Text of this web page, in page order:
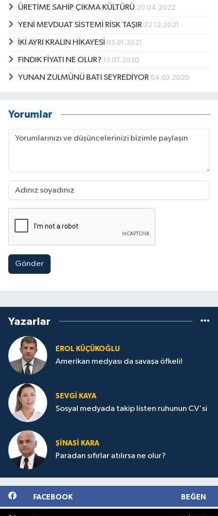
ÜRETİME SAHİP ÇIKMA KÜLTÜRÜ 20.04.2022
YENİ MEVDUAT SİSTEMİ RİSK TAŞIR 22.12.2021
İKİ AYRI KRALIN HİKAYESİ 03.01.2021
FINDIK FİYATI NE OLUR? 13.07.2020
YUNAN ZULMÜNÜ BATI SEYREDİYOR 04.03.2020
Yorumlar
Gönder
Yazarlar
EROL KÜÇÜKOĞLU
Amerikan medyası da savaşa öfkeli!
SEVGI KAYA
Sosyal medyada takip listen ruhunun CV'si
ŞINASI KARA
Paradan sıfırlar atılırsa ne olur?
FACEBOOK BEĞEN